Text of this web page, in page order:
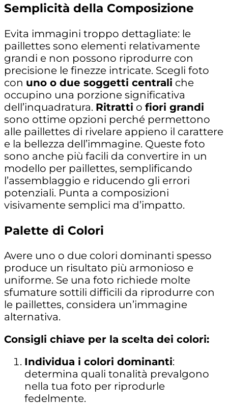
Semplicità della Composizione
Evita immagini troppo dettagliate: le
paillettes sono elementi relativamente
grandi e non possono riprodurre con
precisione le finezze intricate. Scegli foto
con uno o due soggetti centrali che
occupino una porzione significativa
dell’inquadratura. Ritratti o fiori grandi
sono ottime opzioni perché permettono
alle paillettes di rivelare appieno il carattere
e la bellezza dell’immagine. Queste foto
sono anche più facili da convertire in un
modello per paillettes, semplificando
l’assemblaggio e riducendo gli errori
potenziali. Punta a composizioni
visivamente semplici ma d’impatto.
Palette di Colori
Avere uno o due colori dominanti spesso
produce un risultato più armonioso e
uniforme. Se una foto richiede molte
sfumature sottili difficili da riprodurre con
le paillettes, considera un’immagine
alternativa.
Consigli chiave per la scelta dei colori:
Individua i colori dominanti:
determina quali tonalità prevalgono
nella tua foto per riprodurle
fedelmente.